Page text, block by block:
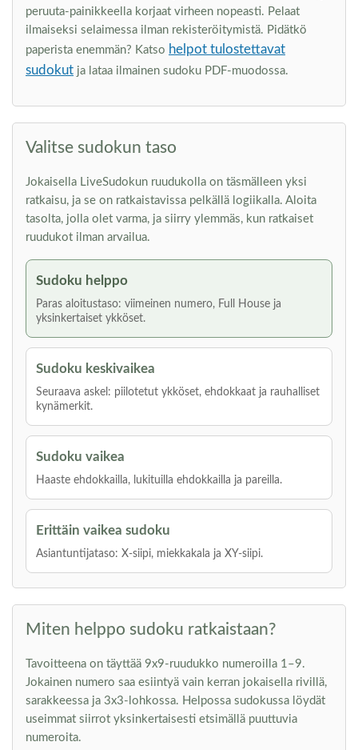
peruuta-painikkeella korjaat virheen nopeasti. Pelaat
ilmaiseksi selaimessa ilman rekisteröitymistä. Pidätkö
paperista enemmän? Katso helpot tulostettavat
sudokut ja lataa ilmainen sudoku PDF-muodossa.
Valitse sudokun taso
Jokaisella LiveSudokun ruudukolla on täsmälleen yksi
ratkaisu, ja se on ratkaistavissa pelkällä logiikalla. Aloita
tasolta, jolla olet varma, ja siirry ylemmäs, kun ratkaiset
ruudukot ilman arvailua.
Sudoku helppo
Paras aloitustaso: viimeinen numero, Full House ja
yksinkertaiset ykköset.
Sudoku keskivaikea
Seuraava askel: piilotetut ykköset, ehdokkaat ja rauhalliset
kynämerkit.
Sudoku vaikea
Haaste ehdokkailla, lukituilla ehdokkailla ja pareilla.
Erittäin vaikea sudoku
Asiantuntijataso: X-siipi, miekkakala ja XY-siipi.
Miten helppo sudoku ratkaistaan?
Tavoitteena on täyttää 9x9-ruudukko numeroilla 1–9.
Jokainen numero saa esiintyä vain kerran jokaisella rivillä,
sarakkeessa ja 3x3-lohkossa. Helpossa sudokussa löydät
useimmat siirrot yksinkertaisesti etsimällä puuttuvia
numeroita.